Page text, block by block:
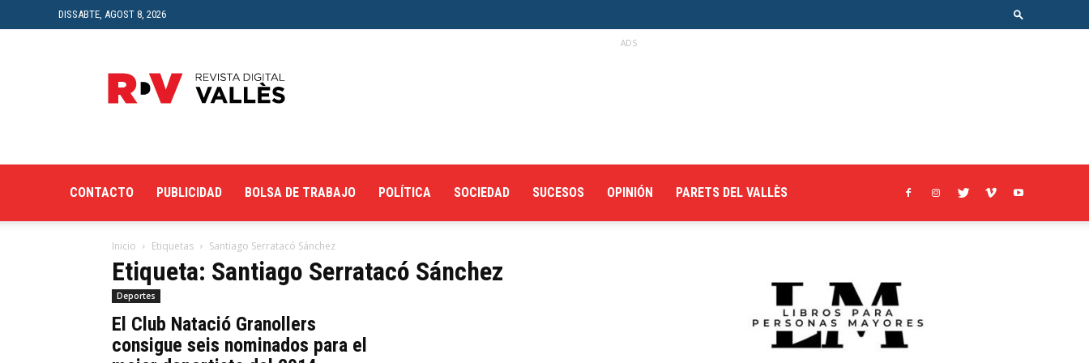
DISSABTE, AGOST 8, 2026
Digital
del
ADS
CONTACTO PUBLICIDAD BOLSA DE TRABAJO POLÍTICA SOCIEDAD SUCESOS OPINIÓN PARETS DEL VALLÈS
Inicio Etiquetas Santiago Serratacó Sánchez
Etiqueta: Santiago Serratacó Sánchez
Deportes
El Club Natació Granollers
consigue seis nominados para el